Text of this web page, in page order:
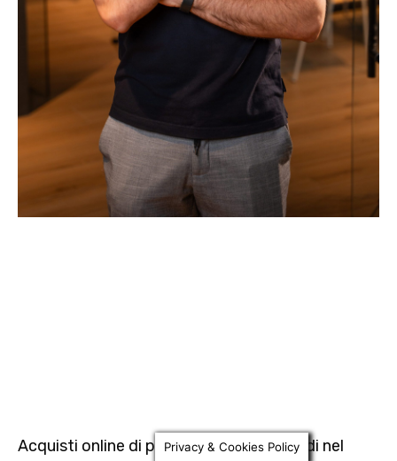
Acquisti online di prodotto a 42,6 miliardi nel
Privacy & Cookies Policy